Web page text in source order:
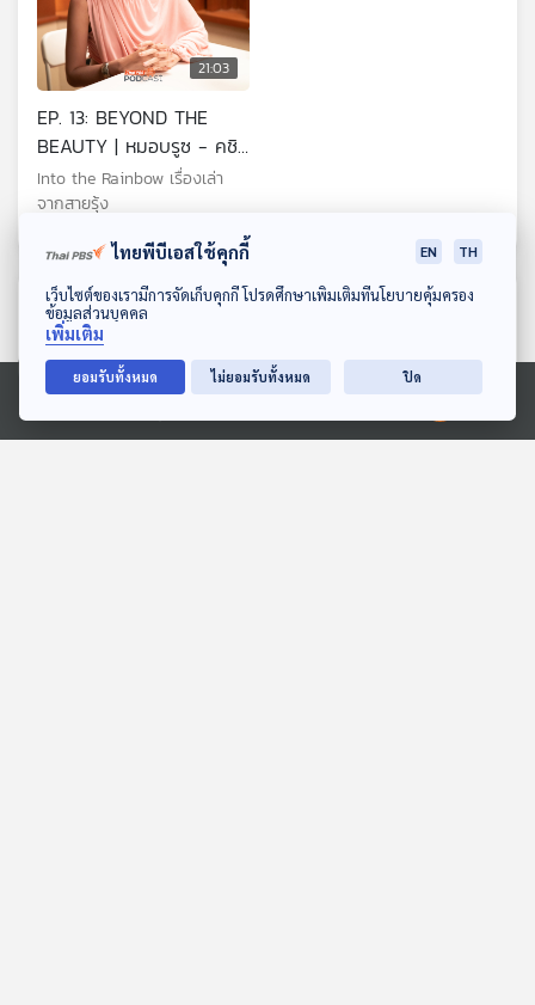
ดาวน์โหลด Thai PBS Podcast Application
Ⓒ 2020 องค์การกระจายเสียงและแพร่ภาพสาธารณะแห่งประเทศไทย
21:03
EP. 13: BEYOND THE
BEAUTY | หมอบรูซ - คชิส
รา ศรีดาโคตร
Into the Rainbow เรื่องเล่า
จากสายรุ้ง
ตอนที่เกี่ยวข้อง
ไทยพีบีเอสใช้คุกกี้ EN TH
เว็บไซต์ของเรามีการจัดเก็บคุกกี้ โปรดศึกษาเพิ่มเติมที่นโยบายคุ้มครอง
ข้อมูลส่วนบุคคล
เพิ่มเติม
ยอมรับทั้งหมด ไม่ยอมรับทั้งหมด ปิด